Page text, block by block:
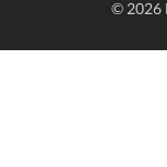
© 2026